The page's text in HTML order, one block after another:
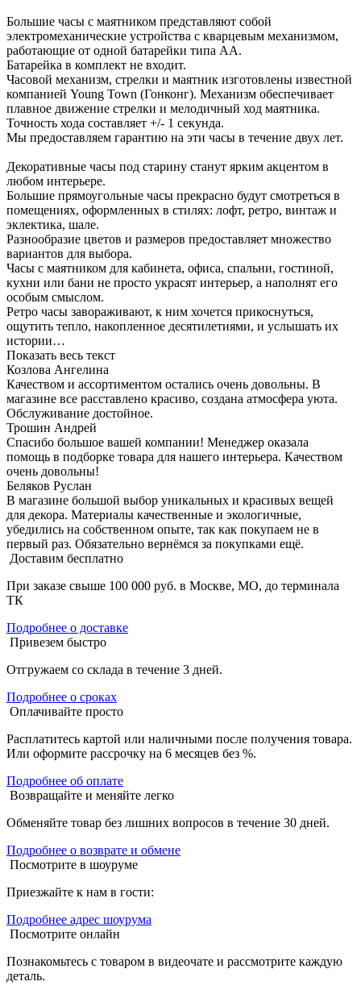
Большие часы с маятником представляют собой
электромеханические устройства с кварцевым механизмом,
работающие от одной батарейки типа АА.
Батарейка в комплект не входит.
Часовой механизм, стрелки и маятник изготовлены известной
компанией Young Town (Гонконг). Механизм обеспечивает
плавное движение стрелки и мелодичный ход маятника.
Точность хода составляет +/- 1 секунда.
Мы предоставляем гарантию на эти часы в течение двух лет.
Декоративные часы под старину станут ярким акцентом в
любом интерьере.
Большие прямоугольные часы прекрасно будут смотреться в
помещениях, оформленных в стилях: лофт, ретро, винтаж и
эклектика, шале.
Разнообразие цветов и размеров предоставляет множество
вариантов для выбора.
Часы с маятником для кабинета, офиса, спальни, гостиной,
кухни или бани не просто украсят интерьер, а наполнят его
особым смыслом.
Ретро часы завораживают, к ним хочется прикоснуться,
ощутить тепло, накопленное десятилетиями, и услышать их
истории…
Показать весь текст
Козлова Ангелина
Качеством и ассортиментом остались очень довольны. В
магазине все расставлено красиво, создана атмосфера уюта.
Обслуживание достойное.
Трошин Андрей
Спасибо большое вашей компании! Менеджер оказала
помощь в подборке товара для нашего интерьера. Качеством
очень довольны!
Беляков Руслан
В магазине большой выбор уникальных и красивых вещей
для декора. Материалы качественные и экологичные,
убедились на собственном опыте, так как покупаем не в
первый раз. Обязательно вернёмся за покупками ещё.
Доставим бесплатно
При заказе свыше 100 000 руб. в Москве, МО, до терминала
ТК
Подробнее о доставке
Привезем быстро
Отгружаем со склада в течение 3 дней.
Подробнее о сроках
Оплачивайте просто
Расплатитесь картой или наличными после получения товара.
Или оформите рассрочку на 6 месяцев без %.
Подробнее об оплате
Возвращайте и меняйте легко
Обменяйте товар без лишних вопросов в течение 30 дней.
Подробнее о возврате и обмене
Посмотрите в шоуруме
Приезжайте к нам в гости:
Подробнее адрес шоурума
Посмотрите онлайн
Познакомьтесь с товаром в видеочате и рассмотрите каждую
деталь.